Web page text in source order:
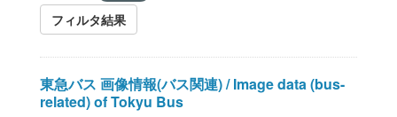
フィルタ結果
東急バス 画像情報(バス関連) / Image data (bus-
related) of Tokyu Bus